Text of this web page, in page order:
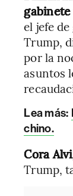
gabinete
el jefe
Trump,
por la
asuntos
Lea más:
chino.
Cora Alvi
Trump,